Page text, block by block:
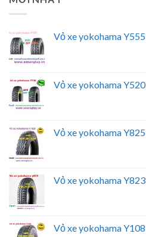
Vỏ xe yokohama Y555
Vỏ xe yokohama Y520
Vỏ xe yokohama Y825
Vỏ xe yokohama Y823
Vỏ xe yokohama Y108